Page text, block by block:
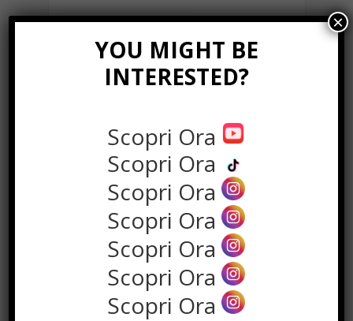
POPOLARI
YOU MIGHT BE
INTERESTED?
Scopri Ora
Scopri Ora
Scopri Ora
Scopri Ora
Scopri Ora
Scopri Ora
Scopri Ora
×